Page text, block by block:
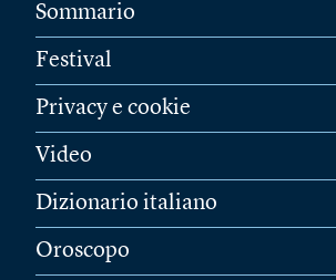
Sommario
Festival
Privacy e cookie
Video
Dizionario italiano
Oroscopo